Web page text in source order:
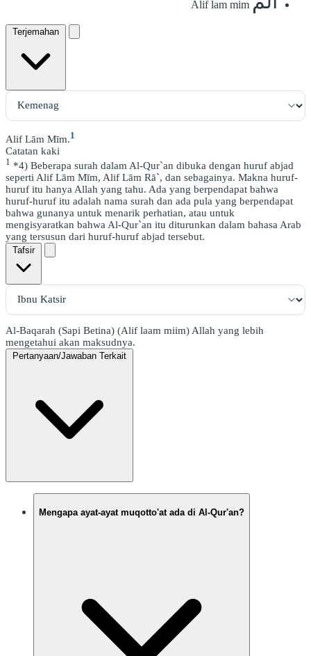
Alif lam mim
Terjemahan
Alif Lām Mīm.1
Catatan kaki
1 *4) Beberapa surah dalam Al-Qur`an dibuka dengan huruf abjad
seperti Alif Lām Mīm, Alif Lām Rā`, dan sebagainya. Makna huruf-
huruf itu hanya Allah yang tahu. Ada yang berpendapat bahwa
huruf-huruf itu adalah nama surah dan ada pula yang berpendapat
bahwa gunanya untuk menarik perhatian, atau untuk
mengisyaratkan bahwa Al-Qur`an itu diturunkan dalam bahasa Arab
yang tersusun dari huruf-huruf abjad tersebut.
Tafsir
Al-Baqarah (Sapi Betina) (Alif laam miim) Allah yang lebih
mengetahui akan maksudnya.
Pertanyaan/Jawaban Terkait
Mengapa ayat-ayat muqotto'at ada di Al-Qur'an?